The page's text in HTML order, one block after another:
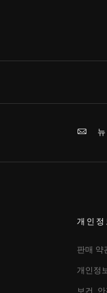
개인
판매 약
개인정